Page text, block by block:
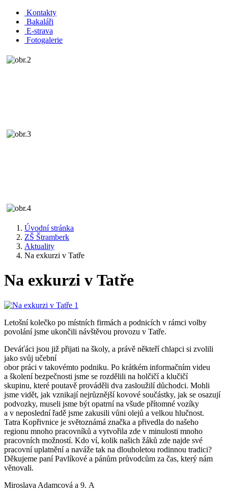
Kontakty
Bakaláři
E-strava
Fotogalerie
Úvodní stránka
ZŠ Štramberk
Aktuality
Na exkurzi v Tatře
Na exkurzi v Tatře
Letošní kolečko po místních firmách a podnicích v rámci volby
povolání jsme ukončili návštěvou provozu v Tatře.
Deváťáci jsou již přijati na školy, a právě někteří chlapci si zvolili
jako svůj učební
obor práci v takovémto podniku. Po krátkém informačním videu
a školení bezpečnosti jsme se rozdělili na holčičí a klučičí
skupinu, které poutavě prováděli dva zasloužilí důchodci. Mohli
jsme vidět, jak vznikají nejrůznější kovové součástky, jak se osazují
podvozky, museli jsme být opatrní na všude přítomné vozíky
a v neposlední řadě jsme zakusili vůni olejů a velkou hlučnost.
Tatra Kopřivnice je světoznámá značka a přivedla do našeho
regionu mnoho pracovníků a vytvořila zde v minulosti mnoho
pracovních možností. Kdo ví, kolik našich žáků zde najde své
pracovní uplatnění a naváže tak na dlouholetou rodinnou tradici?
Děkujeme paní Pavlíkové a pánům průvodcům za čas, který nám
věnovali.
Miroslava Adamcová a 9. A